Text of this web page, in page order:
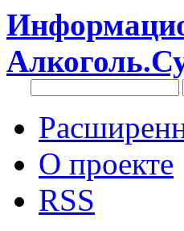
О проекте
RSS